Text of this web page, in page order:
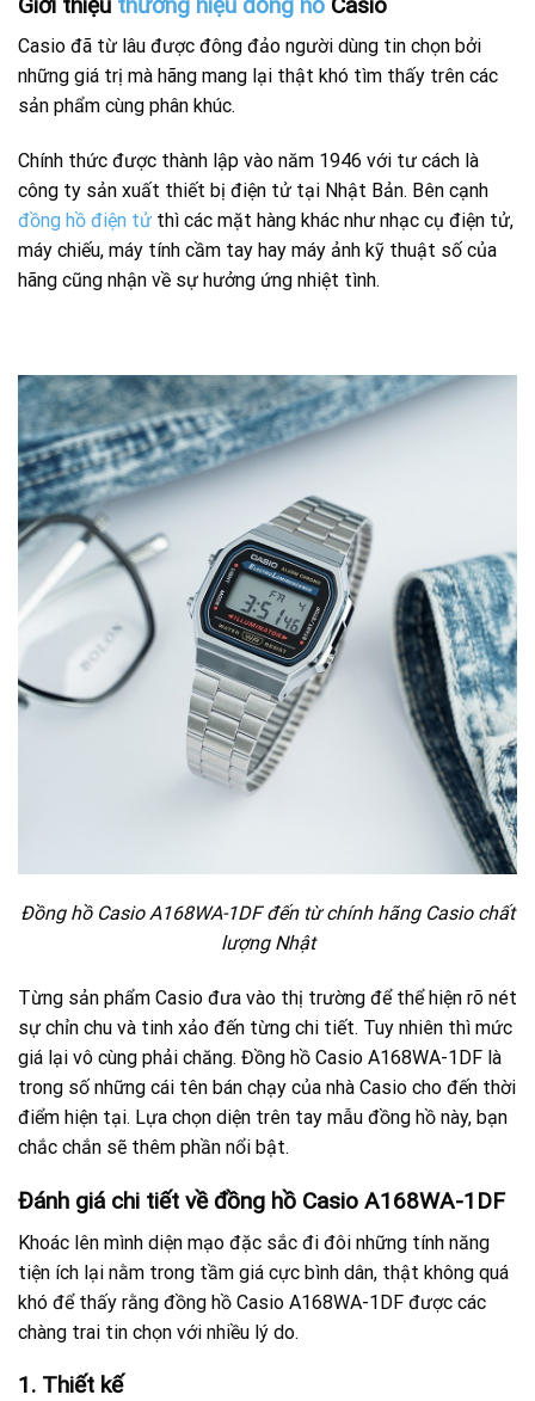
Casio đã từ lâu được đông đảo người dùng tin chọn bởi
những giá trị mà hãng mang lại thật khó tìm thấy trên các
sản phẩm cùng phân khúc.
Chính thức được thành lập vào năm 1946 với tư cách là
công ty sản xuất thiết bị điện tử tại Nhật Bản. Bên cạnh
đồng hồ điện tử thì các mặt hàng khác như nhạc cụ điện tử,
máy chiếu, máy tính cầm tay hay máy ảnh kỹ thuật số của
hãng cũng nhận về sự hưởng ứng nhiệt tình.
Đồng hồ Casio A168WA-1DF đến từ chính hãng Casio chất
lượng Nhật
Từng sản phẩm Casio đưa vào thị trường để thể hiện rõ nét
sự chỉn chu và tinh xảo đến từng chi tiết. Tuy nhiên thì mức
giá lại vô cùng phải chăng. Đồng hồ Casio A168WA-1DF là
trong số những cái tên bán chạy của nhà Casio cho đến thời
điểm hiện tại. Lựa chọn diện trên tay mẫu đồng hồ này, bạn
chắc chắn sẽ thêm phần nổi bật.
Đánh giá chi tiết về đồng hồ Casio A168WA-1DF
Khoác lên mình diện mạo đặc sắc đi đôi những tính năng
tiện ích lại nằm trong tầm giá cực bình dân, thật không quá
khó để thấy rằng đồng hồ Casio A168WA-1DF được các
chàng trai tin chọn với nhiều lý do.
1. Thiết kế